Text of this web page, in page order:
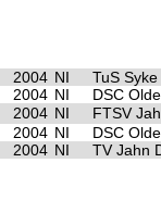
2004 NI
TuS Syke
2004 NI
DSC
2004 NI
FTSV
2004 NI
DSC
2004 NI TV Jahn